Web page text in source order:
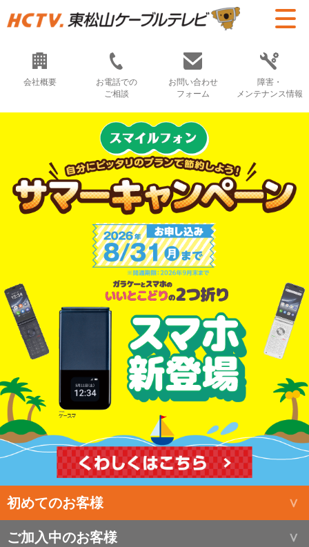
会社概要
お電話での
ご相談
お問い合わせ
フォーム
障害・
メンテナンス情報
初めてのお客様
ご加入中のお客様